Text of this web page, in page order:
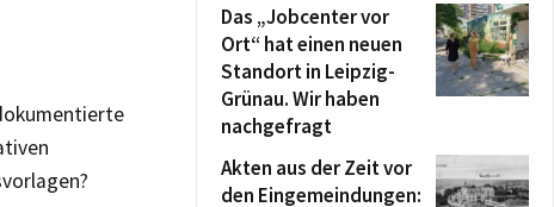
Das „Jobcenter vor
Ort“ hat einen neuen
Standort in Leipzig-
Grünau. Wir haben
nachgefragt
Akten aus der Zeit vor
den Eingemeindungen: